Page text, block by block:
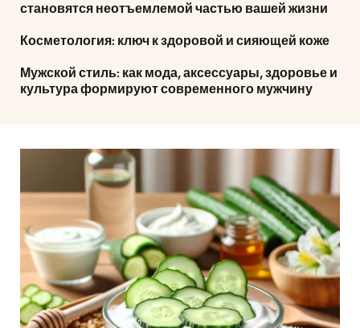
становятся неотъемлемой частью вашей жизни
Косметология: ключ к здоровой и сияющей коже
Мужской стиль: как мода, аксессуары, здоровье и
культура формируют современного мужчину